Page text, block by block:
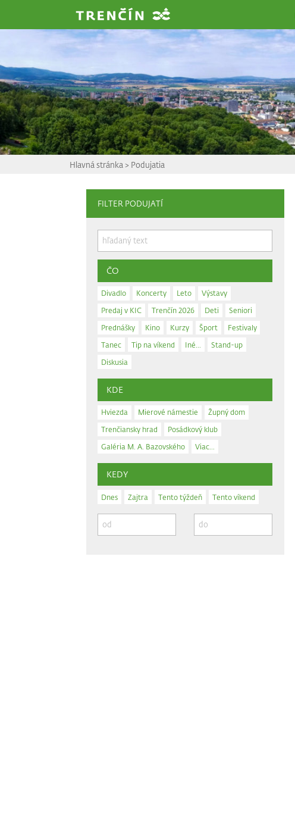
Hlavná stránka > Podujatia
FILTER PODUJATÍ
ČO
Divadlo Koncerty Leto
Výstavy
Predaj v KIC
Trenčín 2026 Deti
Seniori
Prednášky
Kino Kurzy Šport
Festivaly
Tanec
Tip na víkend Iné...
Stand-up
Diskusia
KDE
Hviezda Mierové námestie
Župný dom
Trenčiansky hrad
Posádkový klub
Galéria M. A. Bazovského
Viac...
KEDY
Dnes Zajtra Tento týždeň Tento víkend